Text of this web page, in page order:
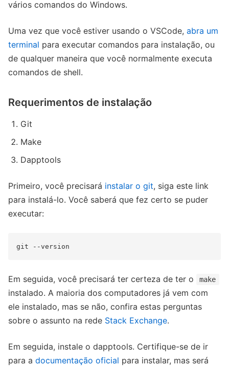
vários comandos do Windows.
Uma vez que você estiver usando o VSCode, abra um
terminal para executar comandos para instalação, ou
de qualquer maneira que você normalmente executa
comandos de shell.
Requerimentos de instalação
Git
Make
Dapptools
Primeiro, você precisará instalar o git, siga este link
para instalá-lo. Você saberá que fez certo se puder
executar:
Em seguida, você precisará ter certeza de ter o make
instalado. A maioria dos computadores já vem com
ele instalado, mas se não, confira estas perguntas
sobre o assunto na rede Stack Exchange.
Em seguida, instale o dapptools. Certifique-se de ir
para a documentação oficial para instalar, mas será